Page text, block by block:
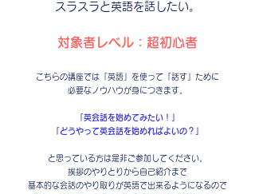
スラスラと英語を話したい。
対象者レベル：超初心者
こちらの講座では「英語」を使って「話す」ために
必要なノウハウが身につきます。
「英会話を始めてみたい！」
「どうやって英会話を始めればよいの？」
と思っている方は是非ご参加してください。
挨拶のやりとりから自己紹介まで
基本的な会話のやり取りが英語で出来るようになるので